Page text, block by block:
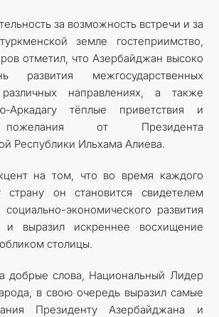
за возможность встречи и за
земле гостеприимство,
отметил, что Азербайджан высоко
развития межгосударственных
направлениях, а также
Аркадагу тёплые приветствия и
от Президента
Республики Ильхама Алиева.
на том, что во время каждого
он становится свидетелем
социально-экономического развития
и выразил искреннее восхи­щение
столицы.
добрые слова, Национальный Лидер
в свою очередь выразил самые
Президенту Азербайджана и